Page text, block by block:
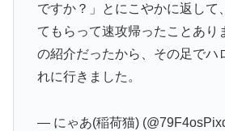
ですか？」とにこやかに返して
てもらって速攻帰ったことあり
の紹介だったから、その足でハ
れに行きました。
— にゃあ(稲荷猫)